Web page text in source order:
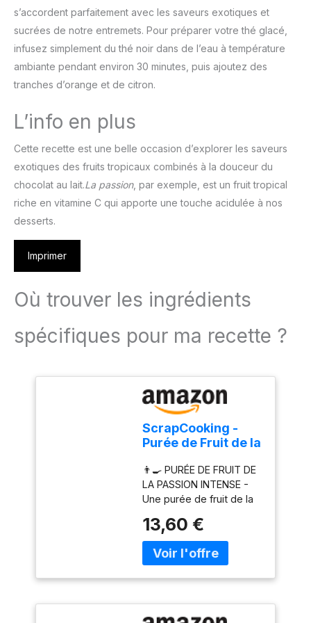
s’accordent parfaitement avec les saveurs exotiques et
sucrées de notre entremets. Pour préparer votre thé glacé,
infusez simplement du thé noir dans de l’eau à température
ambiante pendant environ 30 minutes, puis ajoutez des
tranches d’orange et de citron.
L’info en plus
Cette recette est une belle occasion d’explorer les saveurs
exotiques des fruits tropicaux combinés à la douceur du
chocolat au lait.La passion, par exemple, est un fruit tropical
riche en vitamine C qui apporte une touche acidulée à nos
desserts.
Imprimer
Où trouver les ingrédients
spécifiques pour ma recette ?
ScrapCooking -
Purée de Fruit de la
Purée de Fruits
pour Pâtisserie -
Macarons,
Mousses, Gelées,
Gâteaux,
Ganaches,
Nappages, Coulis,
Glaces, Cocktails -
- 4763
👨‍🍳 PURÉE DE FRUIT DE
LA PASSION INTENSE -
Une purée de fruit de la
professionnelle pour
donner un goût de fruit
exotique pur et intense à
vos préparations :
gâteaux, mousses,
13,60 €